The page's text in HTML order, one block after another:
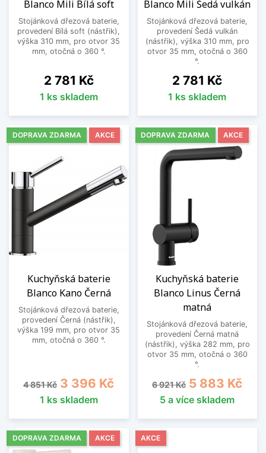
Blanco Mili Bílá soft
Stojánková dřezová baterie,
provedení Bílá soft (nástřik),
výška 310 mm, pro otvor 35
mm, otočná o 360 °.
Cena
2 781 Kč
1 ks skladem
Blanco Mili Šedá vulkán
Stojánková dřezová baterie,
provedení Šedá vulkán
(nástřik), výška 310 mm, pro
otvor 35 mm, otočná o 360
°.
Cena
2 781 Kč
1 ks skladem
Kuchyňská baterie
Blanco Kano Černá
Stojánková dřezová baterie,
provedení Černá (nástřik),
výška 199 mm, pro otvor 35
mm, otočná o 360 °.
Běžná cena
4 851 Kč Cena
3 396 Kč
1 ks skladem
DOPRAVA ZDARMA AKCE
Kuchyňská baterie
Blanco Linus Černá
matná
Stojánková dřezová baterie,
provedení Černá matná
(nástřik), výška 282 mm, pro
otvor 35 mm, otočná o 360
°.
Běžná cena
6 921 Kč Cena
5 883 Kč
5 a více skladem
DOPRAVA ZDARMA AKCE
DOPRAVA ZDARMA AKCE AKCE